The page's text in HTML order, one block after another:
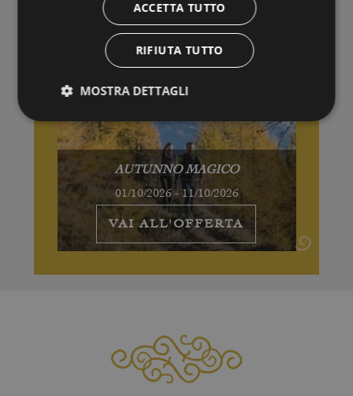
AUTUNNO MAGICO
01/10/2026 - 11/10/2026
VAI ALL'OFFERTA
ACCETTA TUTTO
RIFIUTA TUTTO
MOSTRA DETTAGLI